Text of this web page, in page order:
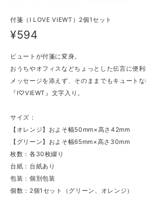
付箋（I LOVE VIEWT）2個1セット
¥594
ビュートが付箋に変身。
おうちやオフィスなどちょっとした伝言に便利
メッセージを添えず、そのままでもキュートな
『I♡VIEWT』文字入り。
サイズ：
【オレンジ】およそ幅50mm×高さ42mm
【グリーン】およそ幅65mm×高さ30mm
枚数：各30枚綴り
台紙：台紙あり
包装：個別包装
個数：2個1セット（グリーン、オレンジ）